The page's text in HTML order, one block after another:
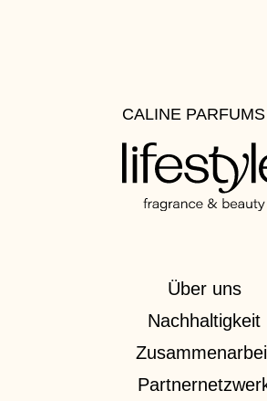
CALINE PARFUMS
Über uns
Nachhaltigkeit